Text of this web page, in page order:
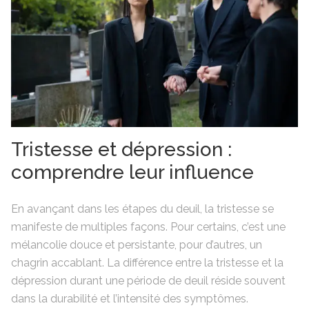
Tristesse et dépression :
comprendre leur influence
En avançant dans les étapes du deuil, la tristesse se
manifeste de multiples façons. Pour certains, c’est une
mélancolie douce et persistante, pour d’autres, un
chagrin accablant. La différence entre la tristesse et la
dépression durant une période de deuil réside souvent
dans la durabilité et l’intensité des symptômes.